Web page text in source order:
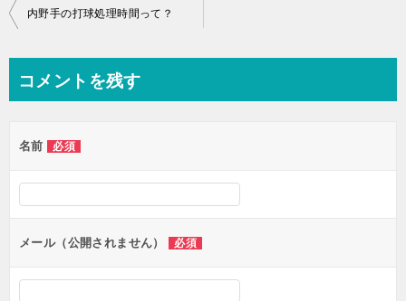
投
ビ
ー
シ
ン
内野手の打球処理時間って？
コメントを残す
名前 必須
メール（公開されません） 必須